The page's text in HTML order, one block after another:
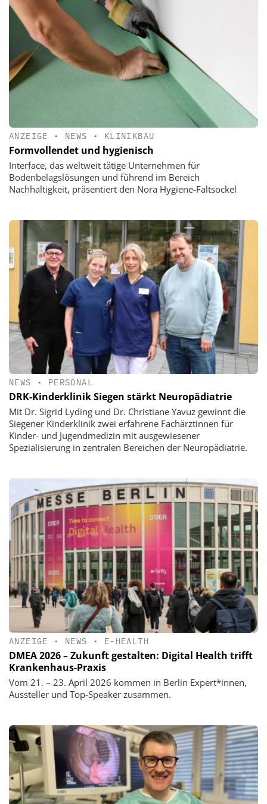
ANZEIGE • NEWS • KLINIKBAU
Formvollendet und hygienisch
Interface, das weltweit tätige Unternehmen für
Bodenbelagslösungen und führend im Bereich
Nachhaltigkeit, präsentiert den Nora Hygiene-Faltsockel
NEWS • PERSONAL
DRK-Kinderklinik Siegen stärkt Neuropädiatrie
Mit Dr. Sigrid Lyding und Dr. Christiane Yavuz gewinnt die
Siegener Kinderklinik zwei erfahrene Fachärztinnen für
Kinder- und Jugendmedizin mit ausgewiesener
Spezialisierung in zentralen Bereichen der Neuropädiatrie.
ANZEIGE • NEWS • E-HEALTH
DMEA 2026 – Zukunft gestalten: Digital Health trifft
Krankenhaus-Praxis
Vom 21. – 23. April 2026 kommen in Berlin Expert*innen,
Aussteller und Top-Speaker zusammen.